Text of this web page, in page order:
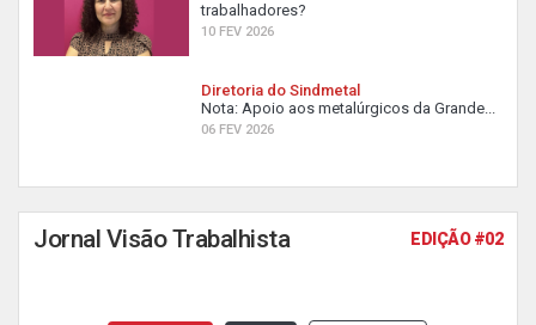
trabalhadores?
10 FEV 2026
Diretoria do Sindmetal
Nota: Apoio aos metalúrgicos da Grande...
06 FEV 2026
Jornal Visão Trabalhista EDIÇÃO #02